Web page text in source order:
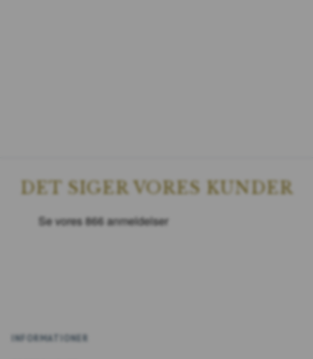
DET SIGER VORES KUNDER
INFORMATIONER